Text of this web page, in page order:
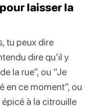
laisser la
tu peux dire
dire qu’il y
la rue”, ou “Je
en ce moment”, ou
à la citrouille